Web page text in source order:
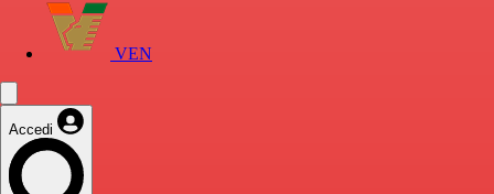
VEN
Accedi